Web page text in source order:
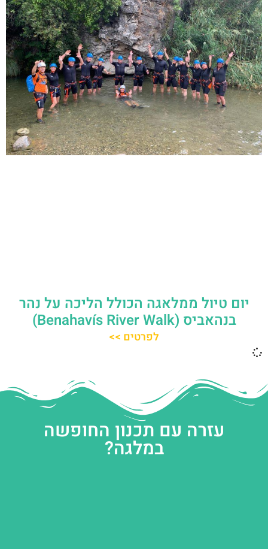
יום טיול ממלאגה הכולל הליכה על נהר
בנהאביס (Benahavís River Walk)
לפרטים >>
עזרה עם תכנון החופשה
במלגה?